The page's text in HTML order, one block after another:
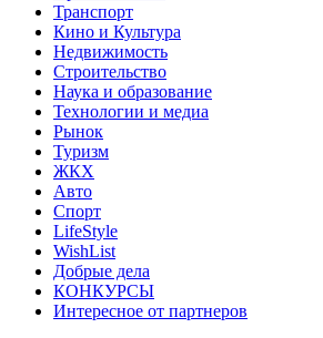
Транспорт
Кино и Культура
Недвижимость
Строительство
Наука и образование
Технологии и медиа
Рынок
Туризм
ЖКХ
Авто
Спорт
LifeStyle
WishList
Добрые дела
КОНКУРСЫ
Интересное от партнеров